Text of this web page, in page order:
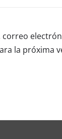
la próxima